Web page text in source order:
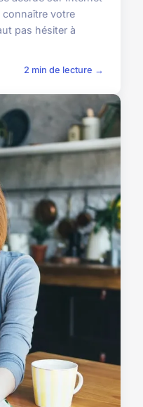
connaître votre
pas hésiter à
2 min de lecture →